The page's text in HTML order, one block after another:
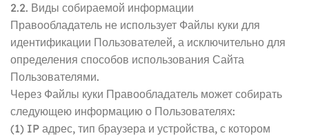
2.2. Виды собираемой информации
Правообладатель не использует Файлы куки для
идентификации Пользователей, а исключительно для
определения способов использования Сайта
Пользователями.
Через Файлы куки Правообладатель может собирать
следующею информацию о Пользователях:
(1) IP адрес, тип браузера и устройства, с котором